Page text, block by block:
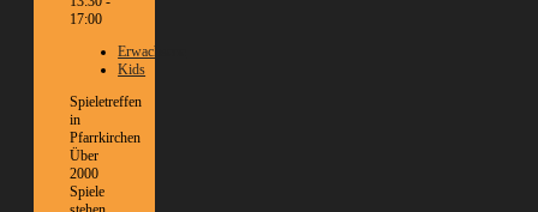
17:00
Erwachsene
Kids
Spieletreffen
in
Pfarrkirchen
Über
2000
Spiele